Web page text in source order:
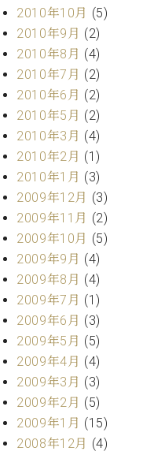
2010年10月 (5)
2010年9月 (2)
2010年8月 (4)
2010年7月 (2)
2010年6月 (2)
2010年5月 (2)
2010年3月 (4)
2010年2月 (1)
2010年1月 (3)
2009年12月 (3)
2009年11月 (2)
2009年10月 (5)
2009年9月 (4)
2009年8月 (4)
2009年7月 (1)
2009年6月 (3)
2009年5月 (5)
2009年4月 (4)
2009年3月 (3)
2009年2月 (5)
2009年1月 (15)
2008年12月 (4)